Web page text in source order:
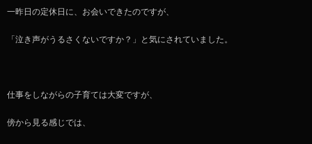
一昨日の定休日に、お会いできたのですが、
「泣き声がうるさくないですか？」と気にされていました。
仕事をしながらの子育ては大変ですが、
傍から見る感じでは、